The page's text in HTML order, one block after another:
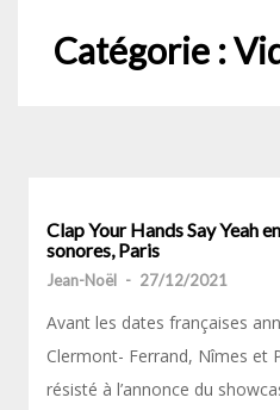
Catégorie :
Clap Your Hands Say Yeah
sonores, Paris
Jean-Noël - 27/12/2021
Avant les dates françaises
Clermont- Ferrand, Nîmes et
résisté à l’annonce du